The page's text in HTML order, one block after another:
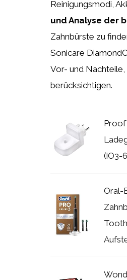
Reinigungsmodi,
und Analyse der
Zahnbürste zu
Sonicare
Vor- und Nachteile,
berücksichtigen.
(iO3-
Oral-